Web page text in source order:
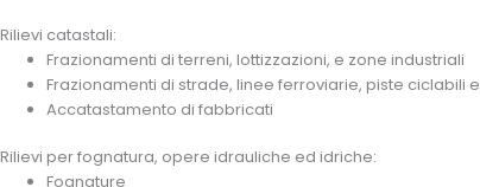
Rilievi catastali:
Frazionamenti di terreni, lottizzazioni, e zone industriali
Frazionamenti di strade, linee ferroviarie, piste ciclabili
Accatastamento di fabbricati
Rilievi per fognatura, opere idrauliche ed idriche:
Fognature